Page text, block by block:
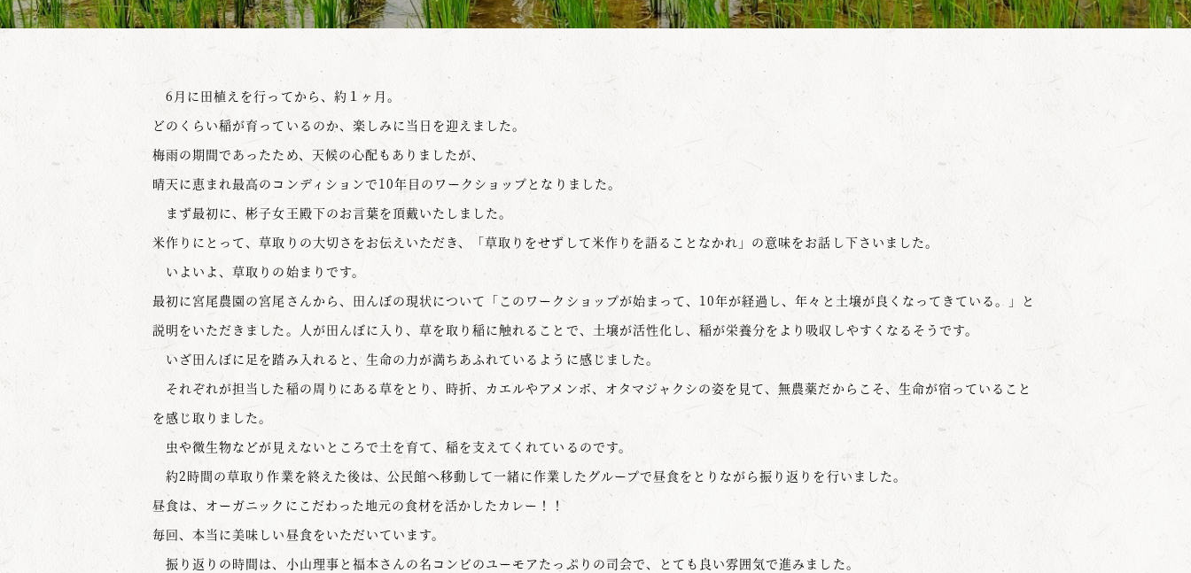
6月に田植えを行ってから、約１ヶ月。
どのくらい稲が育っているのか、楽しみに当日を迎えました。
梅雨の期間であったため、天候の心配もありましたが、
晴天に恵まれ最高のコンディションで10年目のワークショップとなりました。
まず最初に、彬子女王殿下のお言葉を頂戴いたしました。
米作りにとって、草取りの大切さをお伝えいただき、「草取りをせずして米作りを語ることなかれ」の意味をお話し下さいました。
いよいよ、草取りの始まりです。
最初に宮尾農園の宮尾さんから、田んぼの現状について「このワークショップが始まって、10年が経過し、年々と土壌が良くなってきている。」と
説明をいただきました。人が田んぼに入り、草を取り稲に触れることで、土壌が活性化し、稲が栄養分をより吸収しやすくなるそうです。
いざ田んぼに足を踏み入れると、生命の力が満ちあふれているように感じました。
それぞれが担当した稲の周りにある草をとり、時折、カエルやアメンボ、オタマジャクシの姿を見て、無農薬だからこそ、生命が宿っていること
を感じ取りました。
虫や微生物などが見えないところで土を育て、稲を支えてくれているのです。
約2時間の草取り作業を終えた後は、公民館へ移動して一緒に作業したグループで昼食をとりながら振り返りを行いました。
昼食は、オーガニックにこだわった地元の食材を活かしたカレー！！
毎回、本当に美味しい昼食をいただいています。
振り返りの時間は、小山理事と福本さんの名コンビのユーモアたっぷりの司会で、とても良い雰囲気で進みました。